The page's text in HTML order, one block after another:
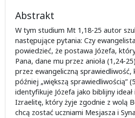
Abstrakt
W tym studium Mt 1,18-25 autor
następujące pytania: Czy
powiedzieć, że postawa Józefa,
Pana, dane mu przez anioła (1,24-
przez ewangeliczną sprawiedliwość,
później „większą sprawiedliwością”
identyfikuje Józefa jako biblijny
Izraelitę, który żyje zgodnie z wolą
chcą zostać uczniami Mesjasza i